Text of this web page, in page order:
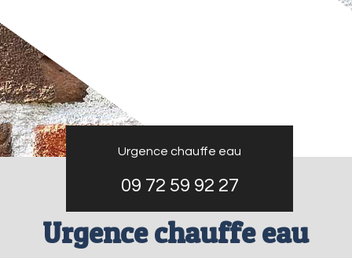
Urgence chauffe eau
09 72 59 92 27
Urgence chauffe eau